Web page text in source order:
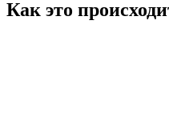
Как это